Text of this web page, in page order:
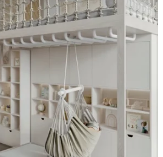
×
Лестница-стеллаж
369 796 ₽
ВхШхГ изделия -
1970х2020х350
Видимый корпус,
фасады - ЛМДФ +
эмаль белая/
Скрытое ,ящики -
ЛМДФ белый
Фурнитура - BLUM,
открывание фасадов
Tip-On/ручка -вырез